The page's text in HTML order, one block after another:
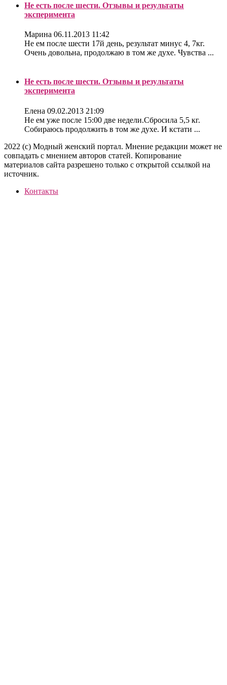
Не есть после шести. Отзывы и результаты
эксперимента
Марина 06.11.2013 11:42
Не ем после шести 17й день, результат минус 4, 7кг.
Очень довольна, продолжаю в том же духе. Чувства ...
Не есть после шести. Отзывы и результаты
эксперимента
Елена 09.02.2013 21:09
Не ем уже после 15:00 две недели.Сбросила 5,5 кг.
Собираюсь продолжить в том же духе. И кстати ...
2022 (c) Модный женский портал. Мнение редакции может не
совпадать с мнением авторов статей. Копирование
материалов сайта разрешено только с открытой ссылкой на
источник.
Контакты